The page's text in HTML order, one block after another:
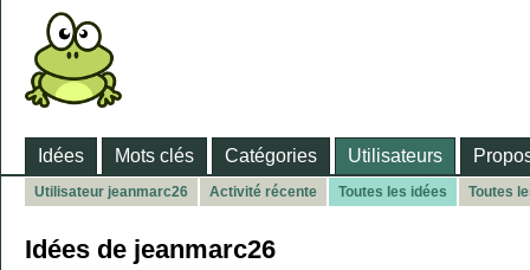
Idées Mots clés Catégories Utilisateurs
Utilisateur jeanmarc26 Activité récente Toutes les idées Toutes
Idées de jeanmarc26